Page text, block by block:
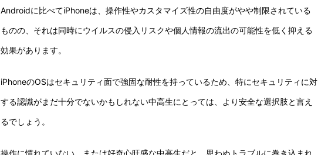
Androidに比べてiPhoneは、操作性やカスタマイズ性の自由度がやや制限されている
ものの、それは同時にウイルスの侵入リスクや個人情報の流出の可能性を低く抑える
効果があります。
iPhoneのOSはセキュリティ面で強固な耐性を持っているため、特にセキュリティに対
する認識がまだ十分でないかもしれない中高生にとっては、より安全な選択肢と言え
るでしょう。